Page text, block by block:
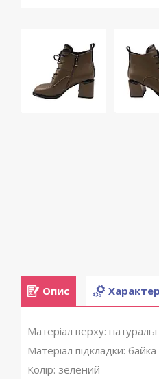
Опис
Матеріал верху:
Матеріал підкладки: байка
Колір: зелений